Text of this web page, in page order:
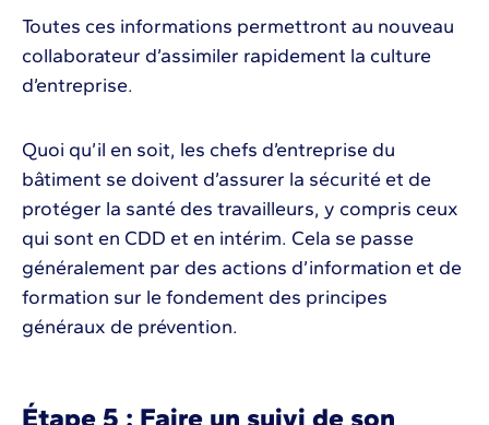
Toutes ces informations permettront au nouveau
collaborateur d’assimiler rapidement la culture
d’entreprise.
Quoi qu’il en soit, les chefs d’entreprise du
bâtiment se doivent d’assurer la sécurité et de
protéger la santé des travailleurs, y compris ceux
qui sont en CDD et en intérim. Cela se passe
généralement par des actions d’information et de
formation sur le fondement des principes
généraux de prévention.
Étape 5 : Faire un suivi de son